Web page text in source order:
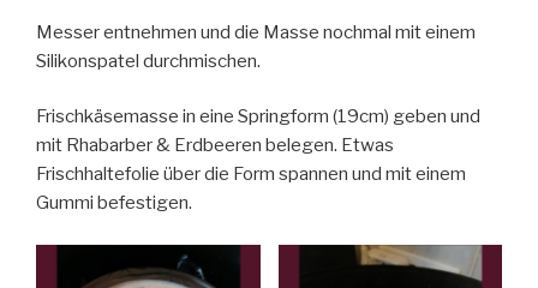
Messer entnehmen und die Masse nochmal mit einem
Silikonspatel durchmischen.
Frischkäsemasse in eine Springform (19cm) geben und
mit Rhabarber & Erdbeeren belegen. Etwas
Frischhaltefolie über die Form spannen und mit einem
Gummi befestigen.